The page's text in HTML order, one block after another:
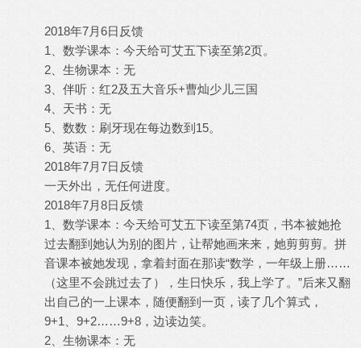
2018年7月6日反馈
1、数学课本：今天给可艾五下读至第2页。
2、生物课本：无
3、伴听：红2及五大音乐+曹灿少儿三国
4、天书：无
5、数数：刷牙现在每边数到15。
6、英语：无
2018年7月7日反馈
一天外出，无任何进度。
2018年7月8日反馈
1、数学课本：今天给可艾五下读至第74页，书本被她抢
过去翻到她认为别的图片，让帮她画来来，她剪剪剪。拼
音课本被她发现，拿着封面在那读“数学，一年级上册……
（这里不会跳过去了），生日快乐，我上学了。”后来又翻
出自己的一上课本，随便翻到一页，读了几个算式，
9+1、9+2……9+8，边读边笑。
2、生物课本：无